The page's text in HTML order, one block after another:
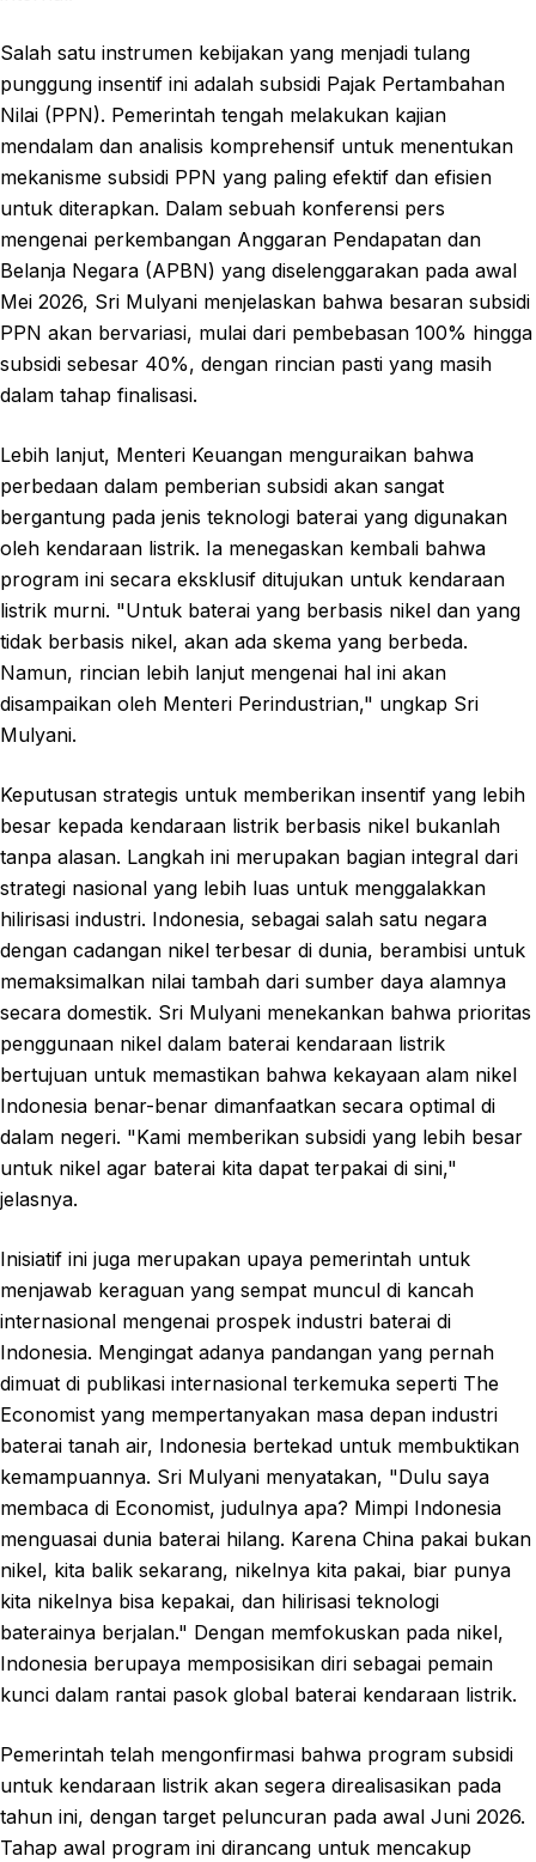
Salah satu instrumen kebijakan yang menjadi tulang
punggung insentif ini adalah subsidi Pajak Pertambahan
Nilai (PPN). Pemerintah tengah melakukan kajian
mendalam dan analisis komprehensif untuk menentukan
mekanisme subsidi PPN yang paling efektif dan efisien
untuk diterapkan. Dalam sebuah konferensi pers
mengenai perkembangan Anggaran Pendapatan dan
Belanja Negara (APBN) yang diselenggarakan pada awal
Mei 2026, Sri Mulyani menjelaskan bahwa besaran subsidi
PPN akan bervariasi, mulai dari pembebasan 100% hingga
subsidi sebesar 40%, dengan rincian pasti yang masih
dalam tahap finalisasi.
Lebih lanjut, Menteri Keuangan menguraikan bahwa
perbedaan dalam pemberian subsidi akan sangat
bergantung pada jenis teknologi baterai yang digunakan
oleh kendaraan listrik. Ia menegaskan kembali bahwa
program ini secara eksklusif ditujukan untuk kendaraan
listrik murni. "Untuk baterai yang berbasis nikel dan yang
tidak berbasis nikel, akan ada skema yang berbeda.
Namun, rincian lebih lanjut mengenai hal ini akan
disampaikan oleh Menteri Perindustrian," ungkap Sri
Mulyani.
Keputusan strategis untuk memberikan insentif yang lebih
besar kepada kendaraan listrik berbasis nikel bukanlah
tanpa alasan. Langkah ini merupakan bagian integral dari
strategi nasional yang lebih luas untuk menggalakkan
hilirisasi industri. Indonesia, sebagai salah satu negara
dengan cadangan nikel terbesar di dunia, berambisi untuk
memaksimalkan nilai tambah dari sumber daya alamnya
secara domestik. Sri Mulyani menekankan bahwa prioritas
penggunaan nikel dalam baterai kendaraan listrik
bertujuan untuk memastikan bahwa kekayaan alam nikel
Indonesia benar-benar dimanfaatkan secara optimal di
dalam negeri. "Kami memberikan subsidi yang lebih besar
untuk nikel agar baterai kita dapat terpakai di sini,"
jelasnya.
Inisiatif ini juga merupakan upaya pemerintah untuk
menjawab keraguan yang sempat muncul di kancah
internasional mengenai prospek industri baterai di
Indonesia. Mengingat adanya pandangan yang pernah
dimuat di publikasi internasional terkemuka seperti The
Economist yang mempertanyakan masa depan industri
baterai tanah air, Indonesia bertekad untuk membuktikan
kemampuannya. Sri Mulyani menyatakan, "Dulu saya
membaca di Economist, judulnya apa? Mimpi Indonesia
menguasai dunia baterai hilang. Karena China pakai bukan
nikel, kita balik sekarang, nikelnya kita pakai, biar punya
kita nikelnya bisa kepakai, dan hilirisasi teknologi
baterainya berjalan." Dengan memfokuskan pada nikel,
Indonesia berupaya memposisikan diri sebagai pemain
kunci dalam rantai pasok global baterai kendaraan listrik.
Pemerintah telah mengonfirmasi bahwa program subsidi
untuk kendaraan listrik akan segera direalisasikan pada
tahun ini, dengan target peluncuran pada awal Juni 2026.
Tahap awal program ini dirancang untuk mencakup